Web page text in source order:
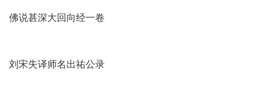
佛说甚深大回向经一卷
刘宋失译师名出祐公录